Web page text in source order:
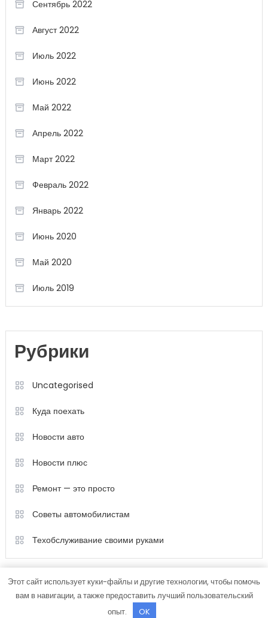
Сентябрь 2022
Август 2022
Июль 2022
Июнь 2022
Май 2022
Апрель 2022
Март 2022
Февраль 2022
Январь 2022
Июнь 2020
Май 2020
Июль 2019
Рубрики
Uncategorised
Куда поехать
Новости авто
Новости плюс
Ремонт — это просто
Советы автомобилистам
Техобслуживание своими руками
Тема: Color Magazine от
Этот сайт использует куки-файлы и другие технологии, чтобы помочь
вам в навигации, а также предоставить лучший пользовательский
опыт.
OK